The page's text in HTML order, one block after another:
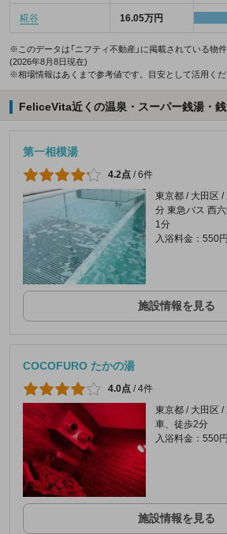
糀谷 16.05万円
※このデータは「ニフティ不動産」に掲載されている物
(2026年8月8日現在)
※相場情報はあくまで参考値です。目安として活用くだ
FeliceVita近くの温泉・スーパー銭湯・
第一相模湯
4.2点 /6件
東京都 / 大田区
分 東急バス 西
1分
入浴料金：550
施設情報を見る
COCOFURO たかの湯
4.0点 /4件
東京都 / 大田区 /
車、徒歩2分
入浴料金：550
施設情報を見る